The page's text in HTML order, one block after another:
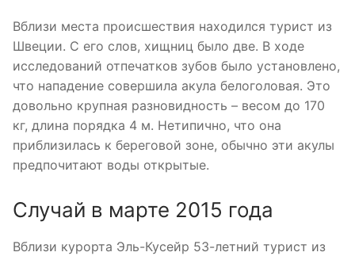
Вблизи места происшествия находился турист из
Швеции. С его слов, хищниц было две. В ходе
исследований отпечатков зубов было установлено,
что нападение совершила акула белоголовая. Это
довольно крупная разновидность – весом до 170
кг, длина порядка 4 м. Нетипично, что она
приблизилась к береговой зоне, обычно эти акулы
предпочитают воды открытые.
Случай в марте 2015 года
Вблизи курорта Эль-Кусейр 53-летний турист из